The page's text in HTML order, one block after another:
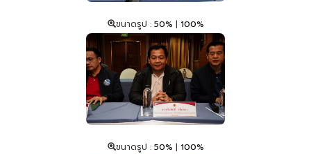
ขนาดรูป : 50% | 100%
ขนาดรูป : 50% | 100%